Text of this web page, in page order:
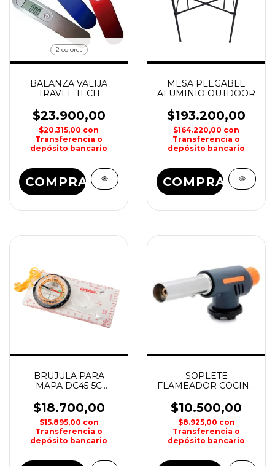
2 colores
BALANZA VALIJA
TRAVEL TECH
$23.900,00
$20.315,00 con
Transferencia o
depósito bancario
COMPRAR
MESA PLEGABLE
ALUMINIO OUTDOOR
$193.200,00
$164.220,00 con
Transferencia o
depósito bancario
COMPRAR
BRUJULA PARA
MAPA DC45-5C
$18.700,00
$15.895,00 con
Transferencia o
depósito bancario
SOPLETE
FLAMEADOR COCINA
LAMBO TECH
$10.500,00
$8.925,00 con
Transferencia o
depósito bancario